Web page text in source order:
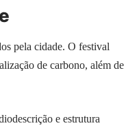
pela cidade. O festival
de carbono, além de
e estrutura